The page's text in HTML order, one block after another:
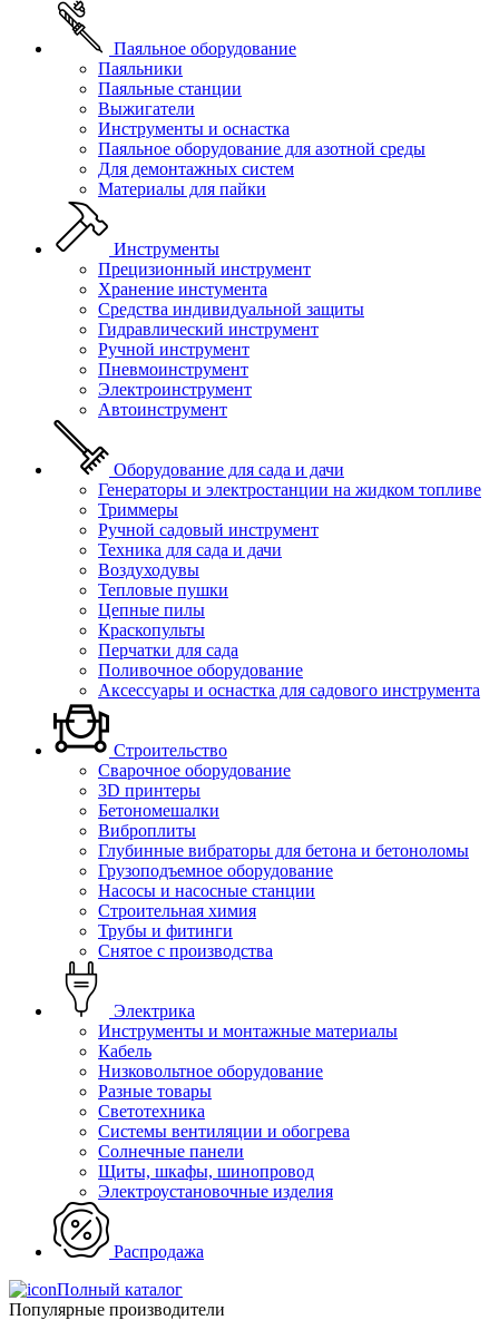
Паяльное оборудование
Паяльники
Паяльные станции
Выжигатели
Инструменты и оснастка
Паяльное оборудование для азотной среды
Для демонтажных систем
Материалы для пайки
Инструменты
Прецизионный инструмент
Хранение инстумента
Средства индивидуальной защиты
Гидравлический инструмент
Ручной инструмент
Пневмоинструмент
Электроинструмент
Автоинструмент
Оборудование для сада и дачи
Генераторы и электростанции на жидком топливе
Триммеры
Ручной садовый инструмент
Техника для сада и дачи
Воздуходувы
Тепловые пушки
Цепные пилы
Краскопульты
Перчатки для сада
Поливочное оборудование
Аксессуары и оснастка для садового инструмента
Строительство
Сварочное оборудование
3D принтеры
Бетономешалки
Виброплиты
Глубинные вибраторы для бетона и бетоноломы
Грузоподъемное оборудование
Насосы и насосные станции
Строительная химия
Трубы и фитинги
Снятое с производства
Электрика
Инструменты и монтажные материалы
Кабель
Низковольтное оборудование
Разные товары
Светотехника
Системы вентиляции и обогрева
Солнечные панели
Щиты, шкафы, шинопровод
Электроустановочные изделия
Распродажа
Полный каталог
Популярные производители